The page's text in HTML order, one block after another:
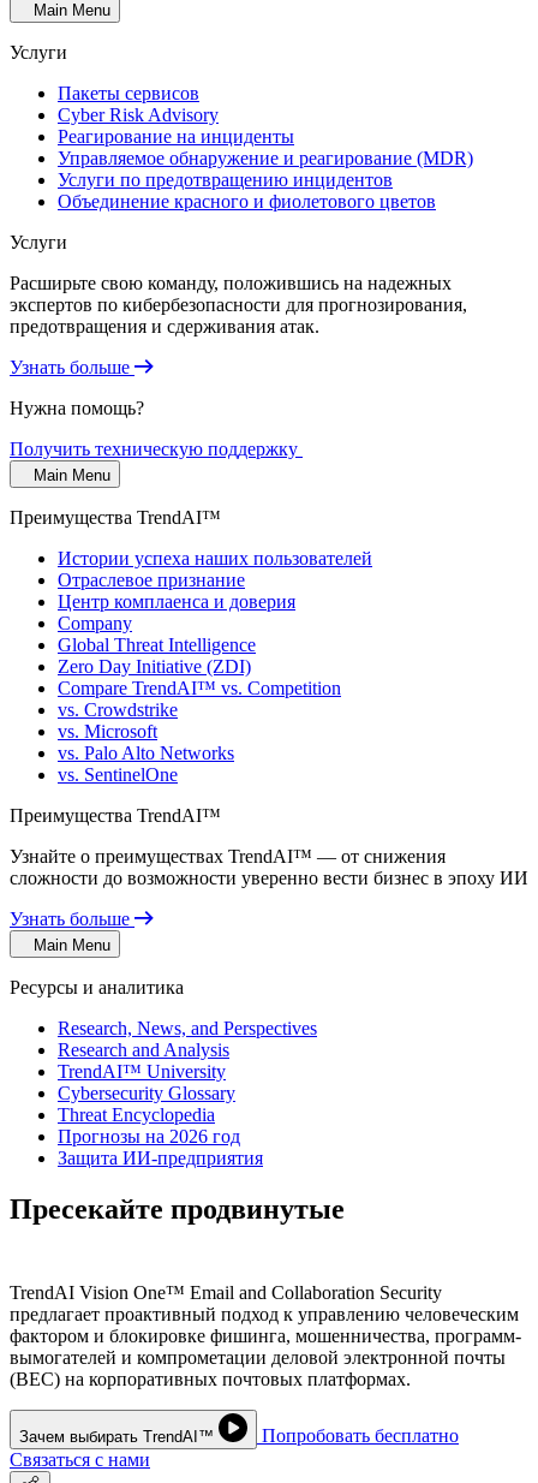
Main Menu
Услуги
Пакеты сервисов
Cyber Risk Advisory
Реагирование на инциденты
Управляемое обнаружение и реагирование (MDR)
Услуги по предотвращению инцидентов
Объединение красного и фиолетового цветов
Услуги
Расширьте свою команду, положившись на надежных
экспертов по кибербезопасности для прогнозирования,
предотвращения и сдерживания атак.
Узнать больше
Нужна помощь?
Получить техническую поддержку
Main Menu
Преимущества TrendAI™
Истории успеха наших пользователей
Отраслевое признание
Центр комплаенса и доверия
Company
Global Threat Intelligence
Zero Day Initiative (ZDI)
Compare TrendAI™ vs. Competition
vs. Crowdstrike
vs. Microsoft
vs. Palo Alto Networks
vs. SentinelOne
Преимущества TrendAI™
Узнайте о преимуществах TrendAI™ — от снижения
сложности до возможности уверенно вести бизнес в эпоху ИИ
Узнать больше
Main Menu
Ресурсы и аналитика
Research, News, and Perspectives
Research and Analysis
TrendAI™ University
Cybersecurity Glossary
Threat Encyclopedia
Прогнозы на 2026 год
Защита ИИ-предприятия
Пресекайте продвинутые
TrendAI Vision One™ Email and Collaboration Security
предлагает проактивный подход к управлению человеческим
фактором и блокировке фишинга, мошенничества, программ-
вымогателей и компрометации деловой электронной почты
(BEC) на корпоративных почтовых платформах.
Зачем выбирать TrendAI™
Попробовать бесплатно
Связаться с нами